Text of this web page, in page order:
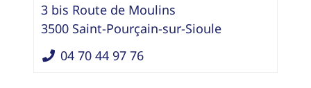
3 bis Route de Moulins
3500 Saint-Pourçain-sur-Sioule
04 70 44 97 76